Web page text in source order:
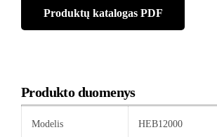
Produktų katalogas PDF
Produkto duomenys
Modelis HEB12000